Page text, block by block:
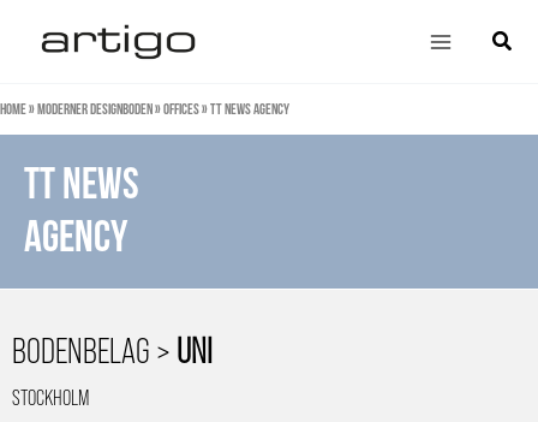
springen
Main
Suche
Home»Moderner Designboden»Offices»TT News Agency
tt news
agency
BODENBELAG >UNI
STOCKHOLM